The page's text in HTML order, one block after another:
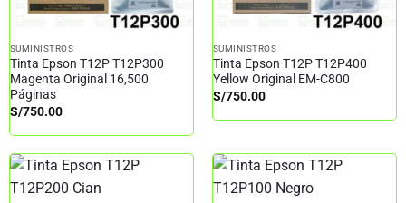
SUMINISTROS
Tinta Epson T12P T12P300
Magenta Original 16,500
Páginas
S/750.00
SUMINISTROS
Tinta Epson T12P T12P400
Yellow Original EM-C800
S/750.00